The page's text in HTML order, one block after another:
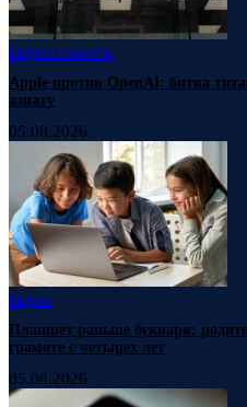
НаукаНовости
Apple против OpenAI: битва
азиату
05.08.2026
Наука
Планшет раньше букваря:
грамоте с четырех лет
05.08.2026